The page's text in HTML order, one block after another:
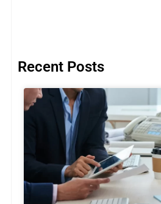
Recent Posts